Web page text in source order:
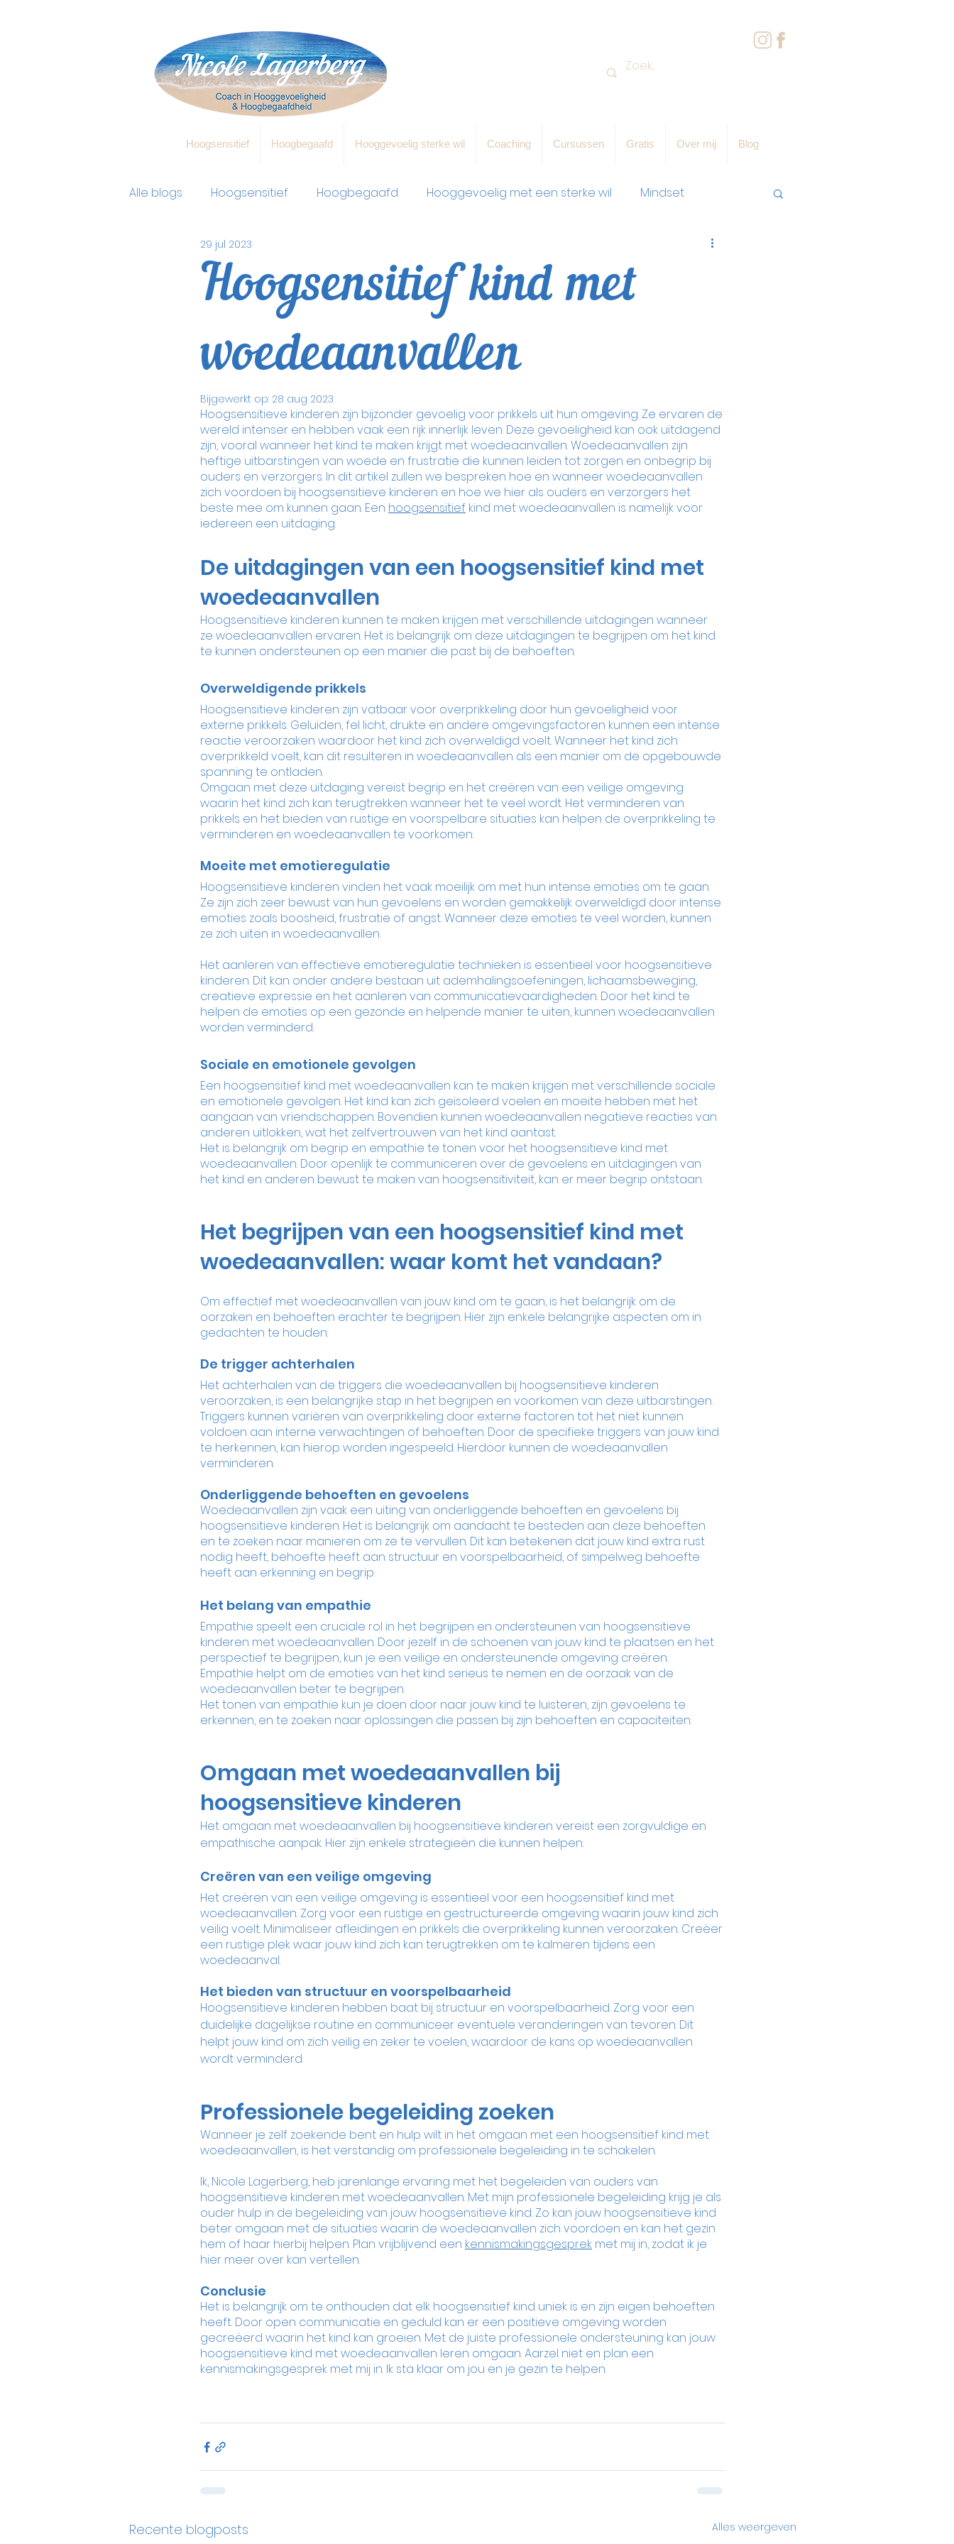
Hoogsensitief Hoogbegaafd Hooggevoelig sterke wil Coaching Cursussen Gratis Over mij Blog
Alle blogs Hoogsensitief Hoogbegaafd Hooggevoelig met een sterke wil Mindset
Hoogsensitief kind met
woedeaanvallen
29 jul 2023
Bijgewerkt op: 28 aug 2023
Hoogsensitieve kinderen zijn bijzonder gevoelig voor prikkels uit hun omgeving. Ze ervaren de
wereld intenser en hebben vaak een rijk innerlijk leven. Deze gevoeligheid kan ook uitdagend
zijn, vooral wanneer het kind te maken krijgt met woedeaanvallen. Woedeaanvallen zijn
heftige uitbarstingen van woede en frustratie die kunnen leiden tot zorgen en onbegrip bij
ouders en verzorgers. In dit artikel zullen we bespreken hoe en wanneer woedeaanvallen
zich voordoen bij hoogsensitieve kinderen en hoe we hier als ouders en verzorgers het
beste mee om kunnen gaan. Een hoogsensitief kind met woedeaanvallen is namelijk voor
iedereen een uitdaging.
De uitdagingen van een hoogsensitief kind met
woedeaanvallen
Hoogsensitieve kinderen kunnen te maken krijgen met verschillende uitdagingen wanneer
ze woedeaanvallen ervaren. Het is belangrijk om deze uitdagingen te begrijpen om het kind
te kunnen ondersteunen op een manier die past bij de behoeften.
Overweldigende prikkels
Hoogsensitieve kinderen zijn vatbaar voor overprikkeling door hun gevoeligheid voor
externe prikkels. Geluiden, fel licht, drukte en andere omgevingsfactoren kunnen een intense
reactie veroorzaken waardoor het kind zich overweldigd voelt. Wanneer het kind zich
overprikkeld voelt, kan dit resulteren in woedeaanvallen als een manier om de opgebouwde
spanning te ontladen.
Omgaan met deze uitdaging vereist begrip en het creëren van een veilige omgeving
waarin het kind zich kan terugtrekken wanneer het te veel wordt. Het verminderen van
prikkels en het bieden van rustige en voorspelbare situaties kan helpen de overprikkeling te
verminderen en woedeaanvallen te voorkomen.
Moeite met emotieregulatie
Hoogsensitieve kinderen vinden het vaak moeilijk om met hun intense emoties om te gaan.
Ze zijn zich zeer bewust van hun gevoelens en worden gemakkelijk overweldigd door intense
emoties zoals boosheid, frustratie of angst. Wanneer deze emoties te veel worden, kunnen
ze zich uiten in woedeaanvallen.
Het aanleren van effectieve emotieregulatie technieken is essentieel voor hoogsensitieve
kinderen. Dit kan onder andere bestaan uit ademhalingsoefeningen, lichaamsbeweging,
creatieve expressie en het aanleren van communicatievaardigheden. Door het kind te
helpen de emoties op een gezonde en helpende manier te uiten, kunnen woedeaanvallen
worden verminderd.
Sociale en emotionele gevolgen
Een hoogsensitief kind met woedeaanvallen kan te maken krijgen met verschillende sociale
en emotionele gevolgen. Het kind kan zich geïsoleerd voelen en moeite hebben met het
aangaan van vriendschappen. Bovendien kunnen woedeaanvallen negatieve reacties van
anderen uitlokken, wat het zelfvertrouwen van het kind aantast.
Het is belangrijk om begrip en empathie te tonen voor het hoogsensitieve kind met
woedeaanvallen. Door openlijk te communiceren over de gevoelens en uitdagingen van
het kind en anderen bewust te maken van hoogsensitiviteit, kan er meer begrip ontstaan.
Het begrijpen van een hoogsensitief kind met
woedeaanvallen: waar komt het vandaan?
Om effectief met woedeaanvallen van jouw kind om te gaan, is het belangrijk om de
oorzaken en behoeften erachter te begrijpen. Hier zijn enkele belangrijke aspecten om in
gedachten te houden:
De trigger achterhalen
Het achterhalen van de triggers die woedeaanvallen bij hoogsensitieve kinderen
veroorzaken, is een belangrijke stap in het begrijpen en voorkomen van deze uitbarstingen.
Triggers kunnen variëren van overprikkeling door externe factoren tot het niet kunnen
voldoen aan interne verwachtingen of behoeften. Door de specifieke triggers van jouw kind
te herkennen, kan hierop worden ingespeeld. Hierdoor kunnen de woedeaanvallen
verminderen.
Onderliggende behoeften en gevoelens
Woedeaanvallen zijn vaak een uiting van onderliggende behoeften en gevoelens bij
hoogsensitieve kinderen. Het is belangrijk om aandacht te besteden aan deze behoeften
en te zoeken naar manieren om ze te vervullen. Dit kan betekenen dat jouw kind extra rust
nodig heeft, behoefte heeft aan structuur en voorspelbaarheid, of simpelweg behoefte
heeft aan erkenning en begrip.
Het belang van empathie
Empathie speelt een cruciale rol in het begrijpen en ondersteunen van hoogsensitieve
kinderen met woedeaanvallen. Door jezelf in de schoenen van jouw kind te plaatsen en het
perspectief te begrijpen, kun je een veilige en ondersteunende omgeving creëren.
Empathie helpt om de emoties van het kind serieus te nemen en de oorzaak van de
woedeaanvallen beter te begrijpen.
Het tonen van empathie kun je doen door naar jouw kind te luisteren, zijn gevoelens te
erkennen, en te zoeken naar oplossingen die passen bij zijn behoeften en capaciteiten.
Omgaan met woedeaanvallen bij
hoogsensitieve kinderen
Het omgaan met woedeaanvallen bij hoogsensitieve kinderen vereist een zorgvuldige en
empathische aanpak. Hier zijn enkele strategieën die kunnen helpen:
Creëren van een veilige omgeving
Het creëren van een veilige omgeving is essentieel voor een hoogsensitief kind met
woedeaanvallen. Zorg voor een rustige en gestructureerde omgeving waarin jouw kind zich
veilig voelt. Minimaliseer afleidingen en prikkels die overprikkeling kunnen veroorzaken. Creëer
een rustige plek waar jouw kind zich kan terugtrekken om te kalmeren tijdens een
woedeaanval.
Het bieden van structuur en voorspelbaarheid
Hoogsensitieve kinderen hebben baat bij structuur en voorspelbaarheid. Zorg voor een
duidelijke dagelijkse routine en communiceer eventuele veranderingen van tevoren. Dit
helpt jouw kind om zich veilig en zeker te voelen, waardoor de kans op woedeaanvallen
wordt verminderd.
Professionele begeleiding zoeken
Wanneer je zelf zoekende bent en hulp wilt in het omgaan met een hoogsensitief kind met
woedeaanvallen, is het verstandig om professionele begeleiding in te schakelen.
Ik, Nicole Lagerberg, heb jarenlange ervaring met het begeleiden van ouders van
hoogsensitieve kinderen met woedeaanvallen. Met mijn professionele begeleiding krijg je als
ouder hulp in de begeleiding van jouw hoogsensitieve kind. Zo kan jouw hoogsensitieve kind
beter omgaan met de situaties waarin de woedeaanvallen zich voordoen en kan het gezin
hem of haar hierbij helpen. Plan vrijblijvend een kennismakingsgesprek met mij in, zodat ik je
hier meer over kan vertellen.
Conclusie
Het is belangrijk om te onthouden dat elk hoogsensitief kind uniek is en zijn eigen behoeften
heeft. Door open communicatie en geduld kan er een positieve omgeving worden
gecreëerd waarin het kind kan groeien. Met de juiste professionele ondersteuning kan jouw
hoogsensitieve kind met woedeaanvallen leren omgaan. Aarzel niet en plan een
kennismakingsgesprek met mij in. Ik sta klaar om jou en je gezin te helpen.
Recente blogposts Alles weergeven